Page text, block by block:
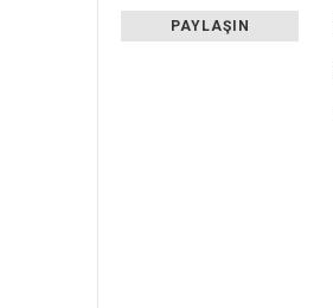
PAYLAŞIN